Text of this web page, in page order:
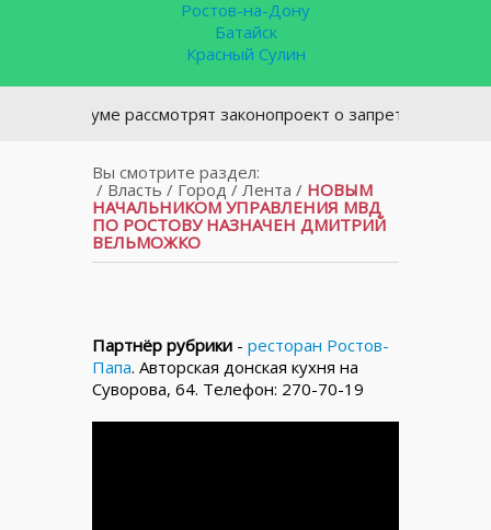
Ростов-на-Дону
Батайск
Красный Сулин
рассмотрят законопроект о запрете курения у
Вы смотрите раздел:
/ Власть / Город / Лента / НОВЫМ
НАЧАЛЬНИКОМ УПРАВЛЕНИЯ МВД
ПО РОСТОВУ НАЗНАЧЕН ДМИТРИЙ
ВЕЛЬМОЖКО
Партнёр рубрики - ресторан Ростов-
Папа. Авторская донская кухня на
Суворова, 64. Телефон: 270-70-19